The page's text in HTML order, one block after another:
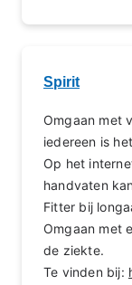
Spirit
Omgaan met
iedereen is
Op het
handvaten
Fitter bij
Omgaan met
de ziekte.
Te vinden bij: